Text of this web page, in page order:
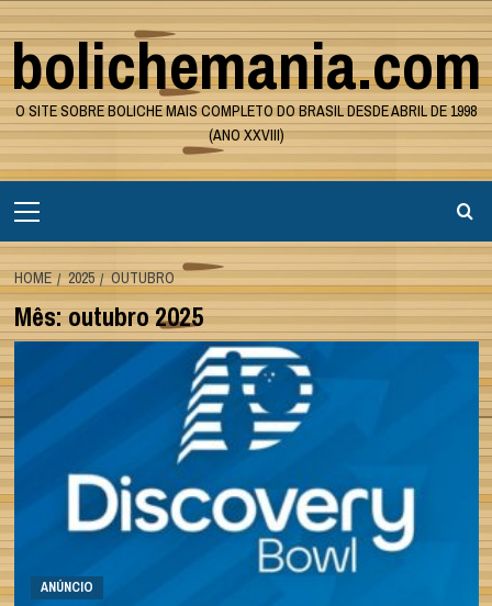
Skip
to
content
bolichemania.com
O SITE SOBRE BOLICHE MAIS COMPLETO DO BRASIL DESDE ABRIL DE 1998
(ANO XXVIII)
Menu
HOME 2025 OUTUBRO
Mês:outubro 2025
ANÚNCIO